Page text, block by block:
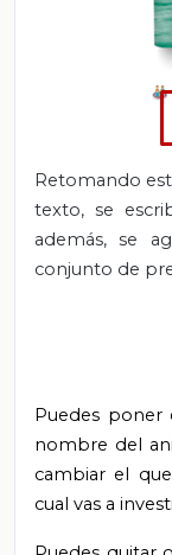
Retomando
texto, se
además, se
conjunto de
Puedes poner
nombre del
cambiar el
cual vas a